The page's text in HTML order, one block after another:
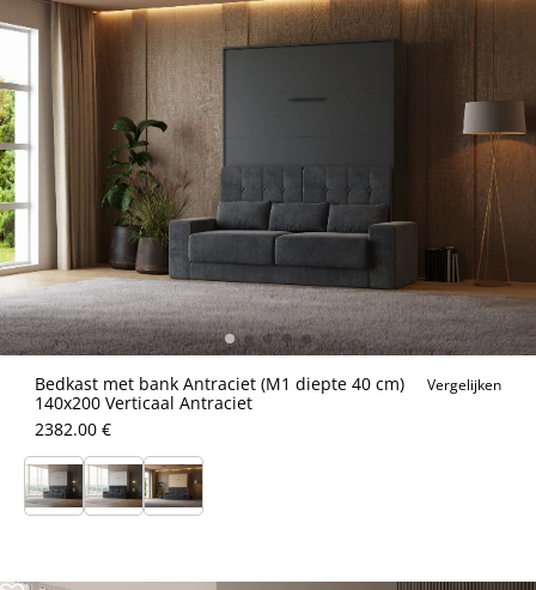
Bedkast met bank Antraciet (M1 diepte 40 cm)
140x200 Verticaal Antraciet
Vergelijken
2382.00 €